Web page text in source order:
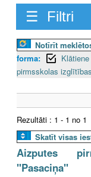
☰ Filtri
Notīrīt
forma:
Klātiene
pirmsskolas
Rezultāti : 1 - 1 no 1
Skatīt visas
Aizputes
"Pasaciņa"